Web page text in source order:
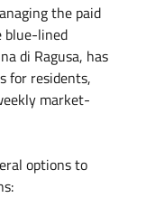
the paid
blue-lined
di Ragusa, has
for residents,
market-
options to